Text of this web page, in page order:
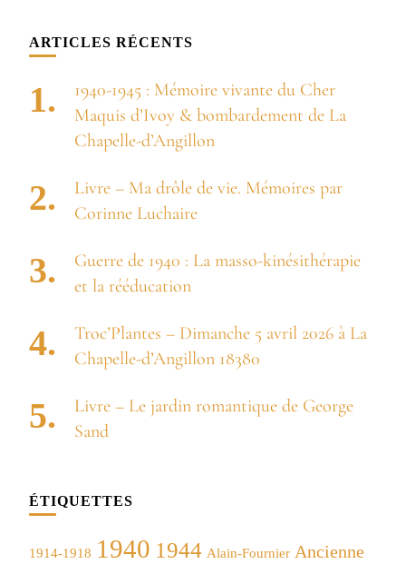
ARTICLES RÉCENTS
1940-1945 : Mémoire vivante du Cher
Maquis d’Ivoy & bombardement de La
Chapelle-d’Angillon
Livre – Ma drôle de vie. Mémoires par
Corinne Luchaire
Guerre de 1940 : La masso-kinésithérapie
et la rééducation
Troc’Plantes – Dimanche 5 avril 2026 à La
Chapelle-d’Angillon 18380
Livre – Le jardin romantique de George
Sand
ÉTIQUETTES
1914-1918 1940 1944 Alain-Fournier Ancienne